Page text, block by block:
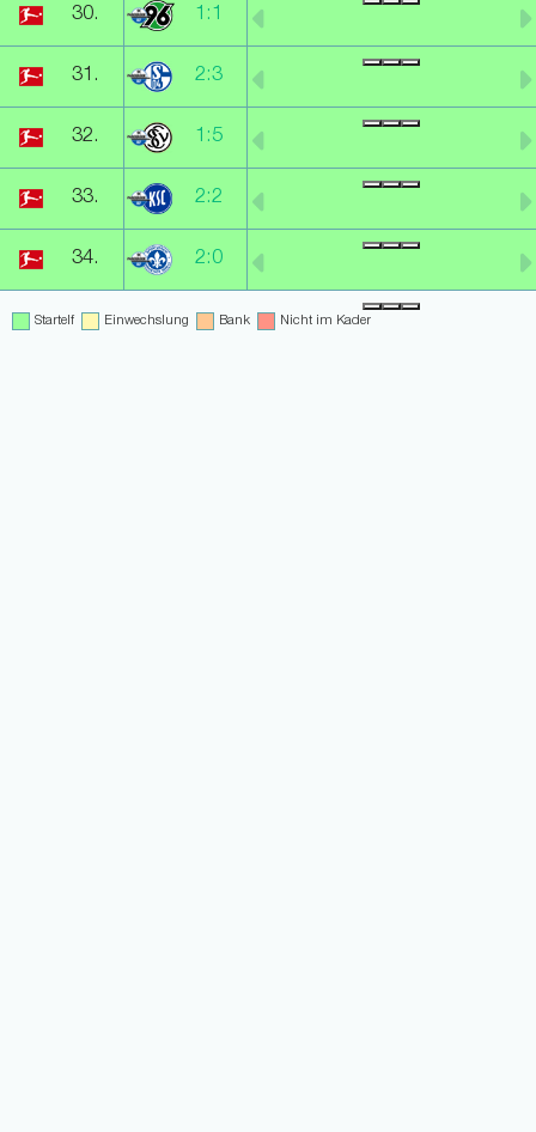
30. 1:1
31. 2:3
32. 1:5
33. 2:2
34. 2:0
Startelf Einwechslung Bank Nicht im Kader